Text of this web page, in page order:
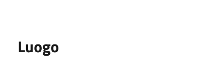
Luogo